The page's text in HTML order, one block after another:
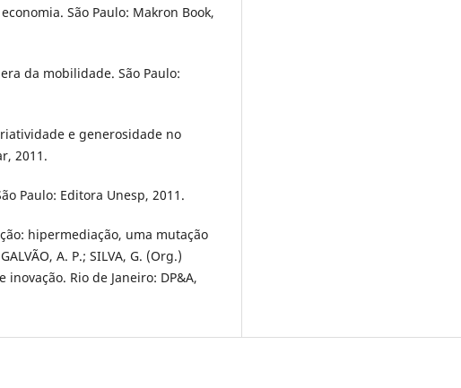
São Paulo: Makron Book,
da mobilidade. São Paulo:
e generosidade no
2011.
Paulo: Editora Unesp, 2011.
hipermediação, uma mutação
A. P.; SILVA, G. (Org.)
Rio de Janeiro: DP&A,